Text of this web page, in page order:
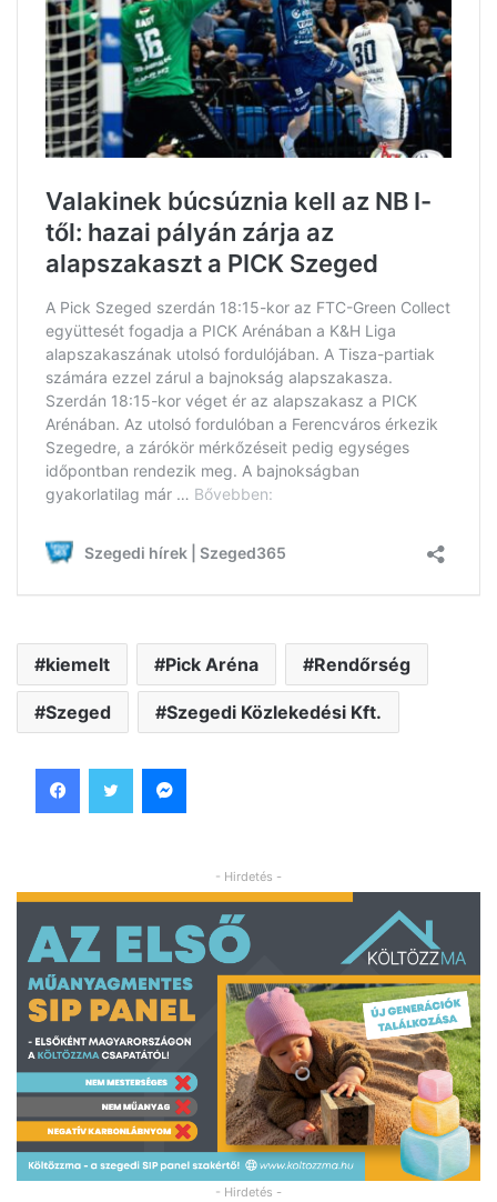
kiemelt Pick Aréna Rendőrség
Szeged Szegedi Közlekedési Kft.
- Hirdetés -
- Hirdetés -